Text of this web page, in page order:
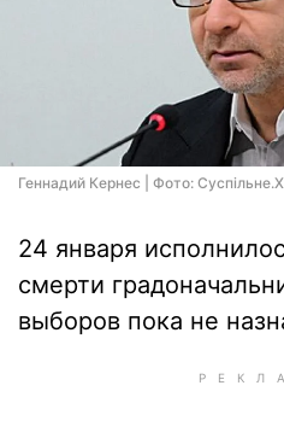
Геннадий Кернес | Фото:
24 января
смерти
выборов пока не